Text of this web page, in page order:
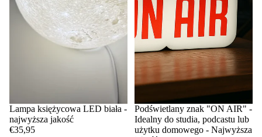
Lampa księżycowa LED biała -
najwyższa jakość
€35,95
Podświetlany znak "ON AIR" -
Idealny do studia, podcastu lub
użytku domowego - Najwyższa